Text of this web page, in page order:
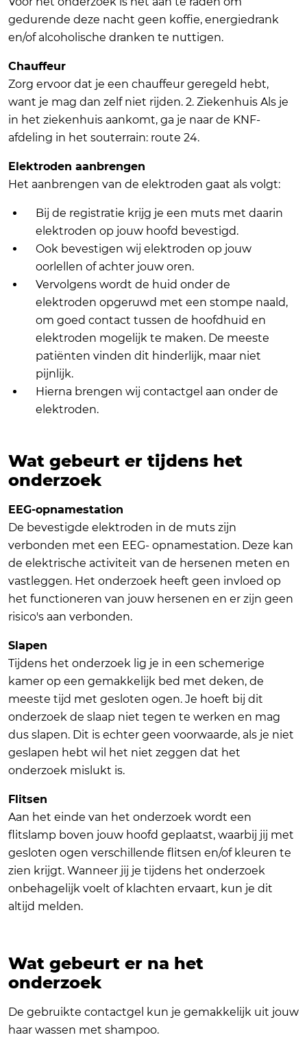
gedurende deze nacht geen koffie, energiedrank
en/of alcoholische dranken te nuttigen.
Chauffeur
Zorg ervoor dat je een chauffeur geregeld hebt,
want je mag dan zelf niet rijden. 2. Ziekenhuis Als je
in het ziekenhuis aankomt, ga je naar de KNF-
afdeling in het souterrain: route 24.
Elektroden aanbrengen
Het aanbrengen van de elektroden gaat als volgt:
Bij de registratie krijg je een muts met daarin
elektroden op jouw hoofd bevestigd.
Ook bevestigen wij elektroden op jouw
oorlellen of achter jouw oren.
Vervolgens wordt de huid onder de
elektroden opgeruwd met een stompe naald,
om goed contact tussen de hoofdhuid en
elektroden mogelijk te maken. De meeste
patiënten vinden dit hinderlijk, maar niet
pijnlijk.
Hierna brengen wij contactgel aan onder de
elektroden.
Wat gebeurt er tijdens het
onderzoek
EEG-opnamestation
De bevestigde elektroden in de muts zijn
verbonden met een EEG- opnamestation. Deze kan
de elektrische activiteit van de hersenen meten en
vastleggen. Het onderzoek heeft geen invloed op
het functioneren van jouw hersenen en er zijn geen
risico's aan verbonden.
Slapen
Tijdens het onderzoek lig je in een schemerige
kamer op een gemakkelijk bed met deken, de
meeste tijd met gesloten ogen. Je hoeft bij dit
onderzoek de slaap niet tegen te werken en mag
dus slapen. Dit is echter geen voorwaarde, als je niet
geslapen hebt wil het niet zeggen dat het
onderzoek mislukt is.
Flitsen
Aan het einde van het onderzoek wordt een
flitslamp boven jouw hoofd geplaatst, waarbij jij met
gesloten ogen verschillende flitsen en/of kleuren te
zien krijgt. Wanneer jij je tijdens het onderzoek
onbehagelijk voelt of klachten ervaart, kun je dit
altijd melden.
Wat gebeurt er na het
onderzoek
De gebruikte contactgel kun je gemakkelijk uit jouw
haar wassen met shampoo.